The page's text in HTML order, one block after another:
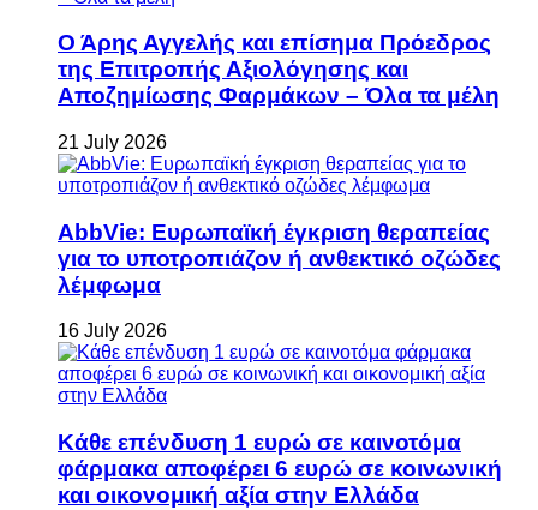
Ο Άρης Αγγελής και επίσημα Πρόεδρος
της Επιτροπής Αξιολόγησης και
Αποζημίωσης Φαρμάκων – Όλα τα μέλη
21 July 2026
AbbVie: Ευρωπαϊκή έγκριση θεραπείας
για το υποτροπιάζον ή ανθεκτικό οζώδες
λέμφωμα
16 July 2026
Κάθε επένδυση 1 ευρώ σε καινοτόμα
φάρμακα αποφέρει 6 ευρώ σε κοινωνική
και οικονομική αξία στην Ελλάδα